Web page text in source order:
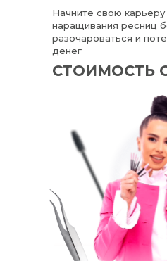
СТОИМОСТЬ
Начните свою
наращивания ресниц
разочароваться и
денег